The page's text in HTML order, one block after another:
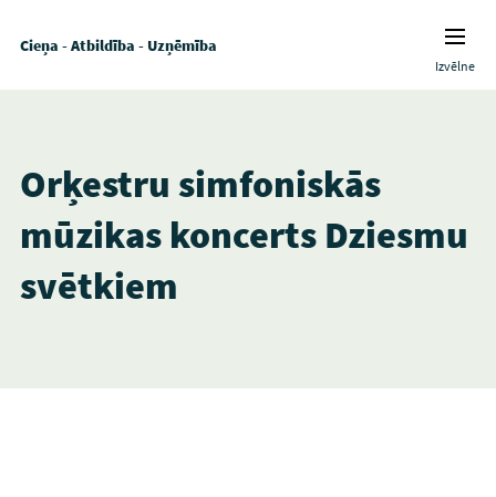
Cieņa - Atbildība - Uzņēmība
Izvēlne
Orķestru simfoniskās
mūzikas koncerts Dziesmu
svētkiem